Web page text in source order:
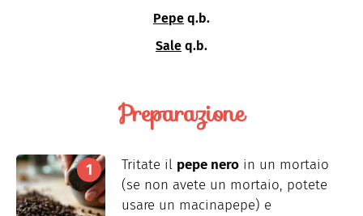
Pepe q.b.
Sale q.b.
Preparazione
Tritate il pepe nero in un mortaio
(se non avete un mortaio, potete
usare un macinapepe) e